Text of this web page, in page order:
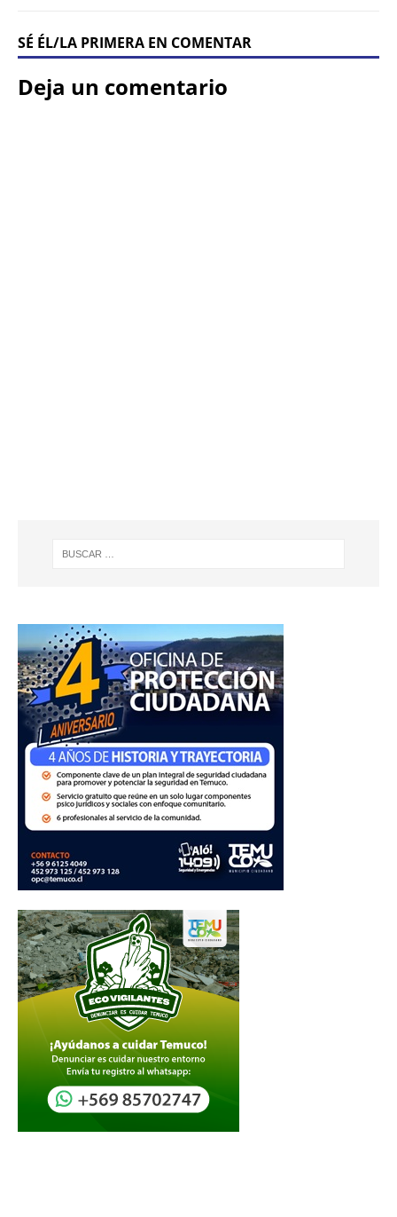
SÉ ÉL/LA PRIMERA EN COMENTAR
Deja un comentario